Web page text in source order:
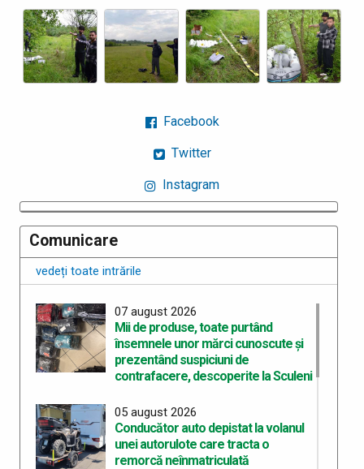
Facebook
Twitter
Instagram
Comunicare
vedeți toate intrările
07 august 2026
Mii de produse, toate purtând
însemnele unor mărci cunoscute şi
prezentând suspiciuni de
contrafacere, descoperite la Sculeni
05 august 2026
Conducător auto depistat la volanul
unei autorulote care tracta o
remorcă neînmatriculată